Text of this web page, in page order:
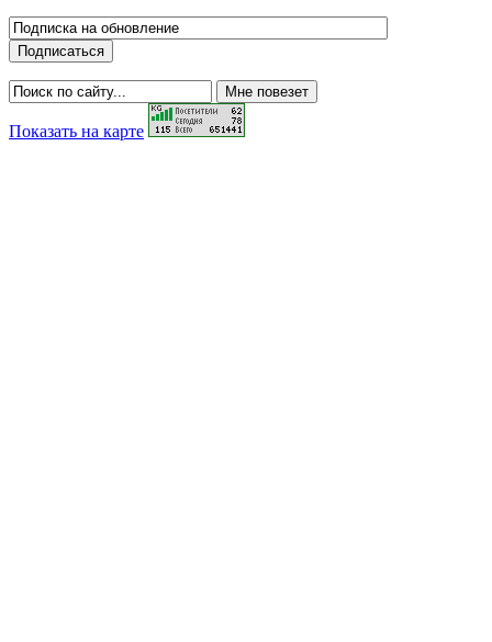
Показать на карте